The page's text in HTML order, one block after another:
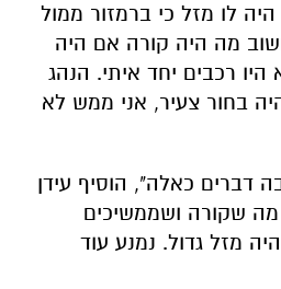
היה לו מזל כי ברמזור ממול
מה היה קורה אם היה
היו רכבים יחד איתי. הנהג
בחור צעיר, אני ממש לא
דברים כאלה", הוסיף עידן
שקורה ושממשיכים
מזל גדול. נמנע עוד